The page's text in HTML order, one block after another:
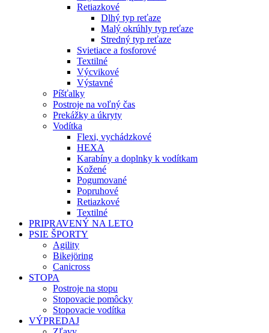
Retiazkové
Dlhý typ reťaze
Malý okrúhly typ reťaze
Stredný typ reťaze
Svietiace a fosforové
Textilné
Výcvikové
Výstavné
Píšťalky
Postroje na voľný čas
Prekážky a úkryty
Vodítka
Flexi, vychádzkové
HEXA
Karabíny a doplnky k vodítkam
Kožené
Pogumované
Popruhové
Retiazkové
Textilné
PRIPRAVENÝ NA LETO
PSIE ŠPORTY
Agility
Bikejöring
Canicross
STOPA
Postroje na stopu
Stopovacie pomôcky
Stopovacie vodítka
VÝPREDAJ